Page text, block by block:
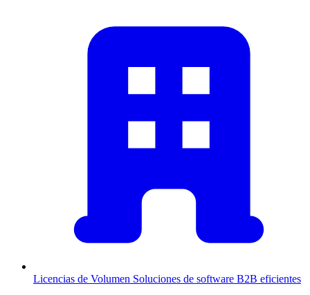
Licencias de Volumen Soluciones de software B2B eficientes